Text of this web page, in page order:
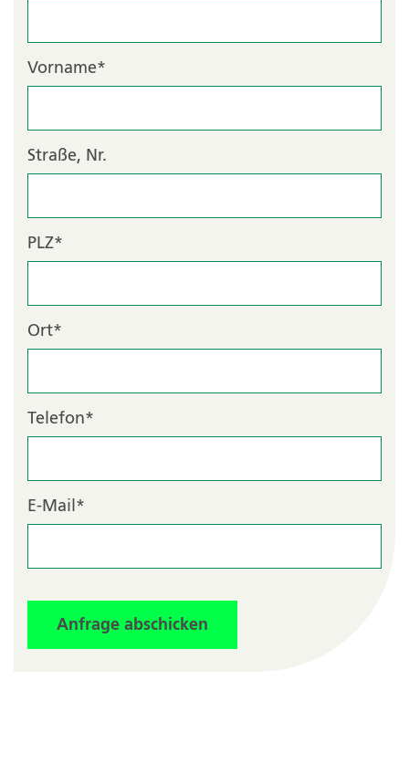
Vorname*
Straße, Nr.
PLZ*
Ort*
Telefon*
E-Mail *
Anfrage abschicken